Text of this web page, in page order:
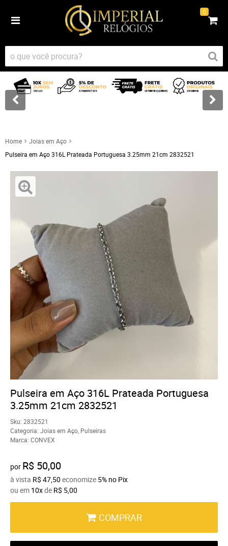
0
Home
Joias em Aço
Pulseira em Aço 316L Prateada Portuguesa 3.25mm 21cm 2832521
Pulseira em Aço 316L Prateada Portuguesa
3.25mm 21cm 2832521
Sku: 2832521
Categoria: Joias em Aço Pulseiras
Marca: CONVEX
por R$ 50,00
à vista R$ 47,50 economize 5% no Pix
ou em 10xde R$ 5,00
COMPRAR